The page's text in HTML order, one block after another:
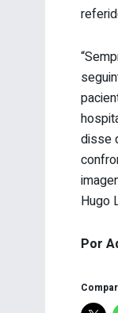
disse
Hugo
Por